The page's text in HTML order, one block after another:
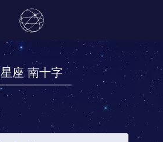
星座 南十字